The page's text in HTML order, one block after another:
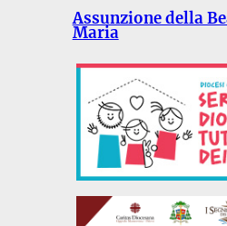
Assunzione della
Maria